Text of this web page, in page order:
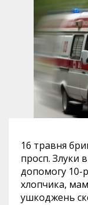
16 травня
просп. Злуки
допомогу 10-
хлопчика,
ушкоджень